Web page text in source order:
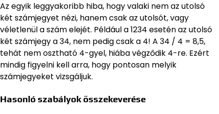
Az egyik leggyakoribb hiba, hogy valaki nem az utolsó
két számjegyet nézi, hanem csak az utolsót, vagy
véletlenül a szám elejét. Például a 1234 esetén az utolsó
két számjegy a 34, nem pedig csak a 4! A 34 / 4 = 8,5,
tehát nem osztható 4-gyel, hiába végződik 4-re. Ezért
mindig figyelni kell arra, hogy pontosan melyik
számjegyeket vizsgáljuk.
Hasonló szabályok összekeverése